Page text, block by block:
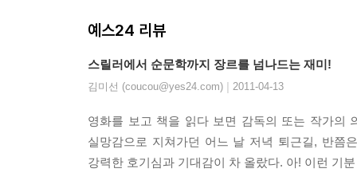
예스24 리뷰
스릴러에서 순문학까지 장르를 넘나드는 재미!
김미선 (coucou@yes24.com) | 2011-04-13
영화를 보고 책을 읽다 보면 감독의 또는 작가의
실망감으로 지쳐가던 어느 날 저녁 퇴근길, 반쯤
강력한 호기심과 기대감이 차 올랐다. 아! 이런 기